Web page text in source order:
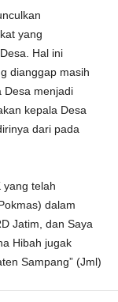
yang
Hal ini
dianggap masih
Desa menjadi
kepala Desa
dari pada
yang telah
dalam
Jatim, dan Saya
Hibah jugak
Sampang” (Jml)